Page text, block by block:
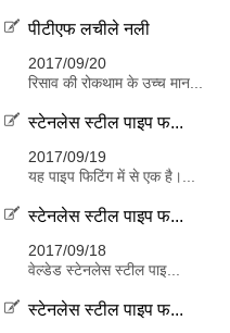
पीटीएफ लचीले नली
2017/09/20
रिसाव की रोकथाम के उच्च मान...
स्टेनलेस स्टील पाइप फ...
2017/09/19
यह पाइप फिटिंग में से एक है।...
स्टेनलेस स्टील पाइप फ...
2017/09/18
वेल्डेड स्टेनलेस स्टील पाइ...
स्टेनलेस स्टील पाइप फ...